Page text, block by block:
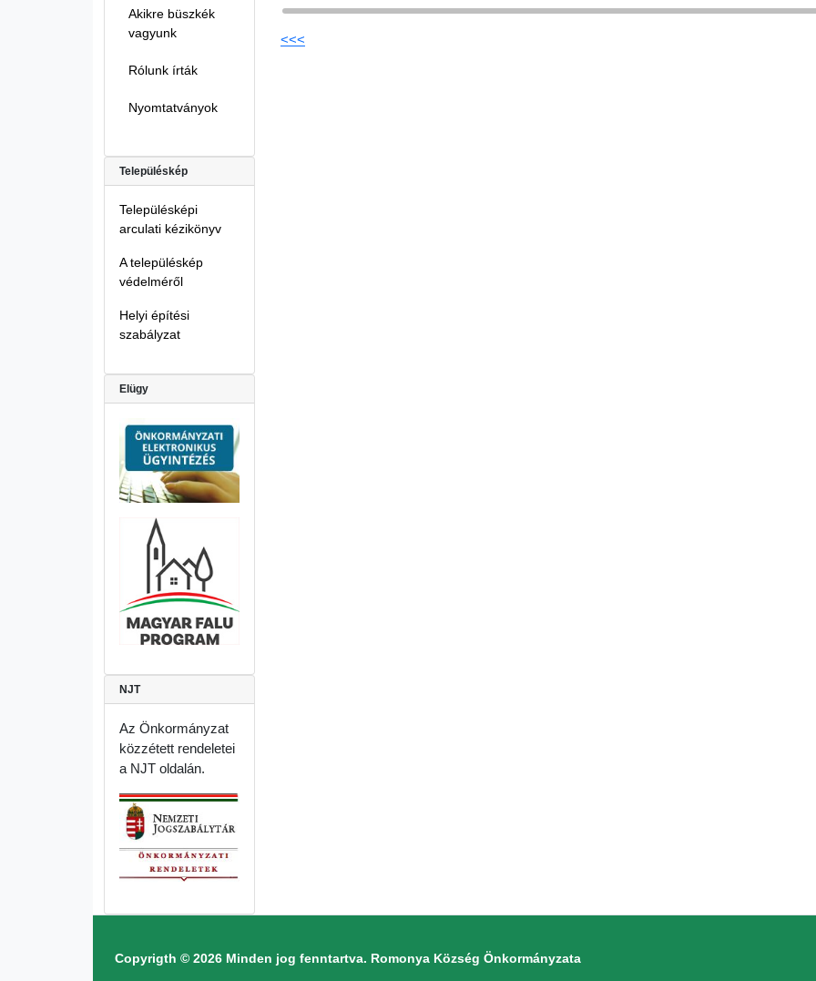
Akikre büszkék
vagyunk
Rólunk írták
Nyomtatványok
Településkép
Településképi
arculati kézikönyv
A településkép
védelméről
Helyi építési
szabályzat
Elügy
NJT
Az Önkormányzat
közzétett rendeletei
a NJT oldalán.
<<<
Copyrigth © 2026 Minden jog fenntartva. Romonya Község Önkormányzata